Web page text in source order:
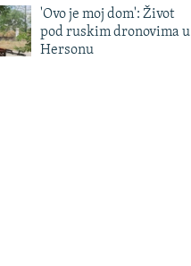
'Ovo je moj dom': Život
pod ruskim dronovima u
Hersonu